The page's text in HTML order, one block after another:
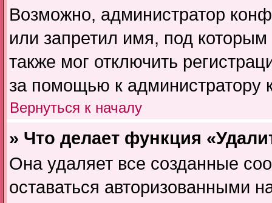
Возможно, администратор
или запретил имя, под
также мог отключить
за помощью к администратору
Вернуться к началу
» Что делает функция
Она удаляет все созданные
оставаться авторизованными